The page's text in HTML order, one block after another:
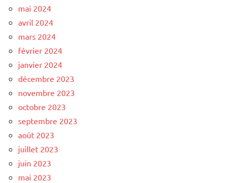
mai 2024
avril 2024
mars 2024
février 2024
janvier 2024
décembre 2023
novembre 2023
octobre 2023
septembre 2023
août 2023
juillet 2023
juin 2023
mai 2023